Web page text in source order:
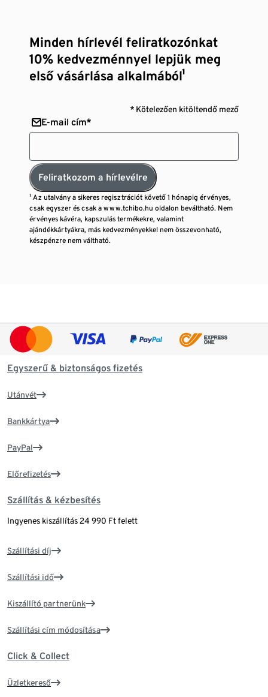
Minden hírlevél feliratkozónkat
10% kedvezménnyel lepjük meg
első vásárlása alkalmából¹
* Kötelezően kitöltendő mező
E-mail cím*
Feliratkozom a hírlevélre
¹ Az utalvány a sikeres regisztrációt követő 1 hónapig érvényes,
csak egyszer és csak a www.tchibo.hu oldalon beváltható. Nem
érvényes kávéra, kapszulás termékekre, valamint
ajándékkártyákra, más kedvezményekkel nem összevonható,
készpénzre nem váltható.
Egyszerű & biztonságos fizetés
Utánvét
Bankkártya
PayPal
Előrefizetés
Szállítás & kézbesítés
Ingyenes kiszállítás 24 990 Ft felett
Szállítási díj
Szállítási idő
Kiszállító partnerünk
Szállítási cím módosítása
Click & Collect
Üzletkereső